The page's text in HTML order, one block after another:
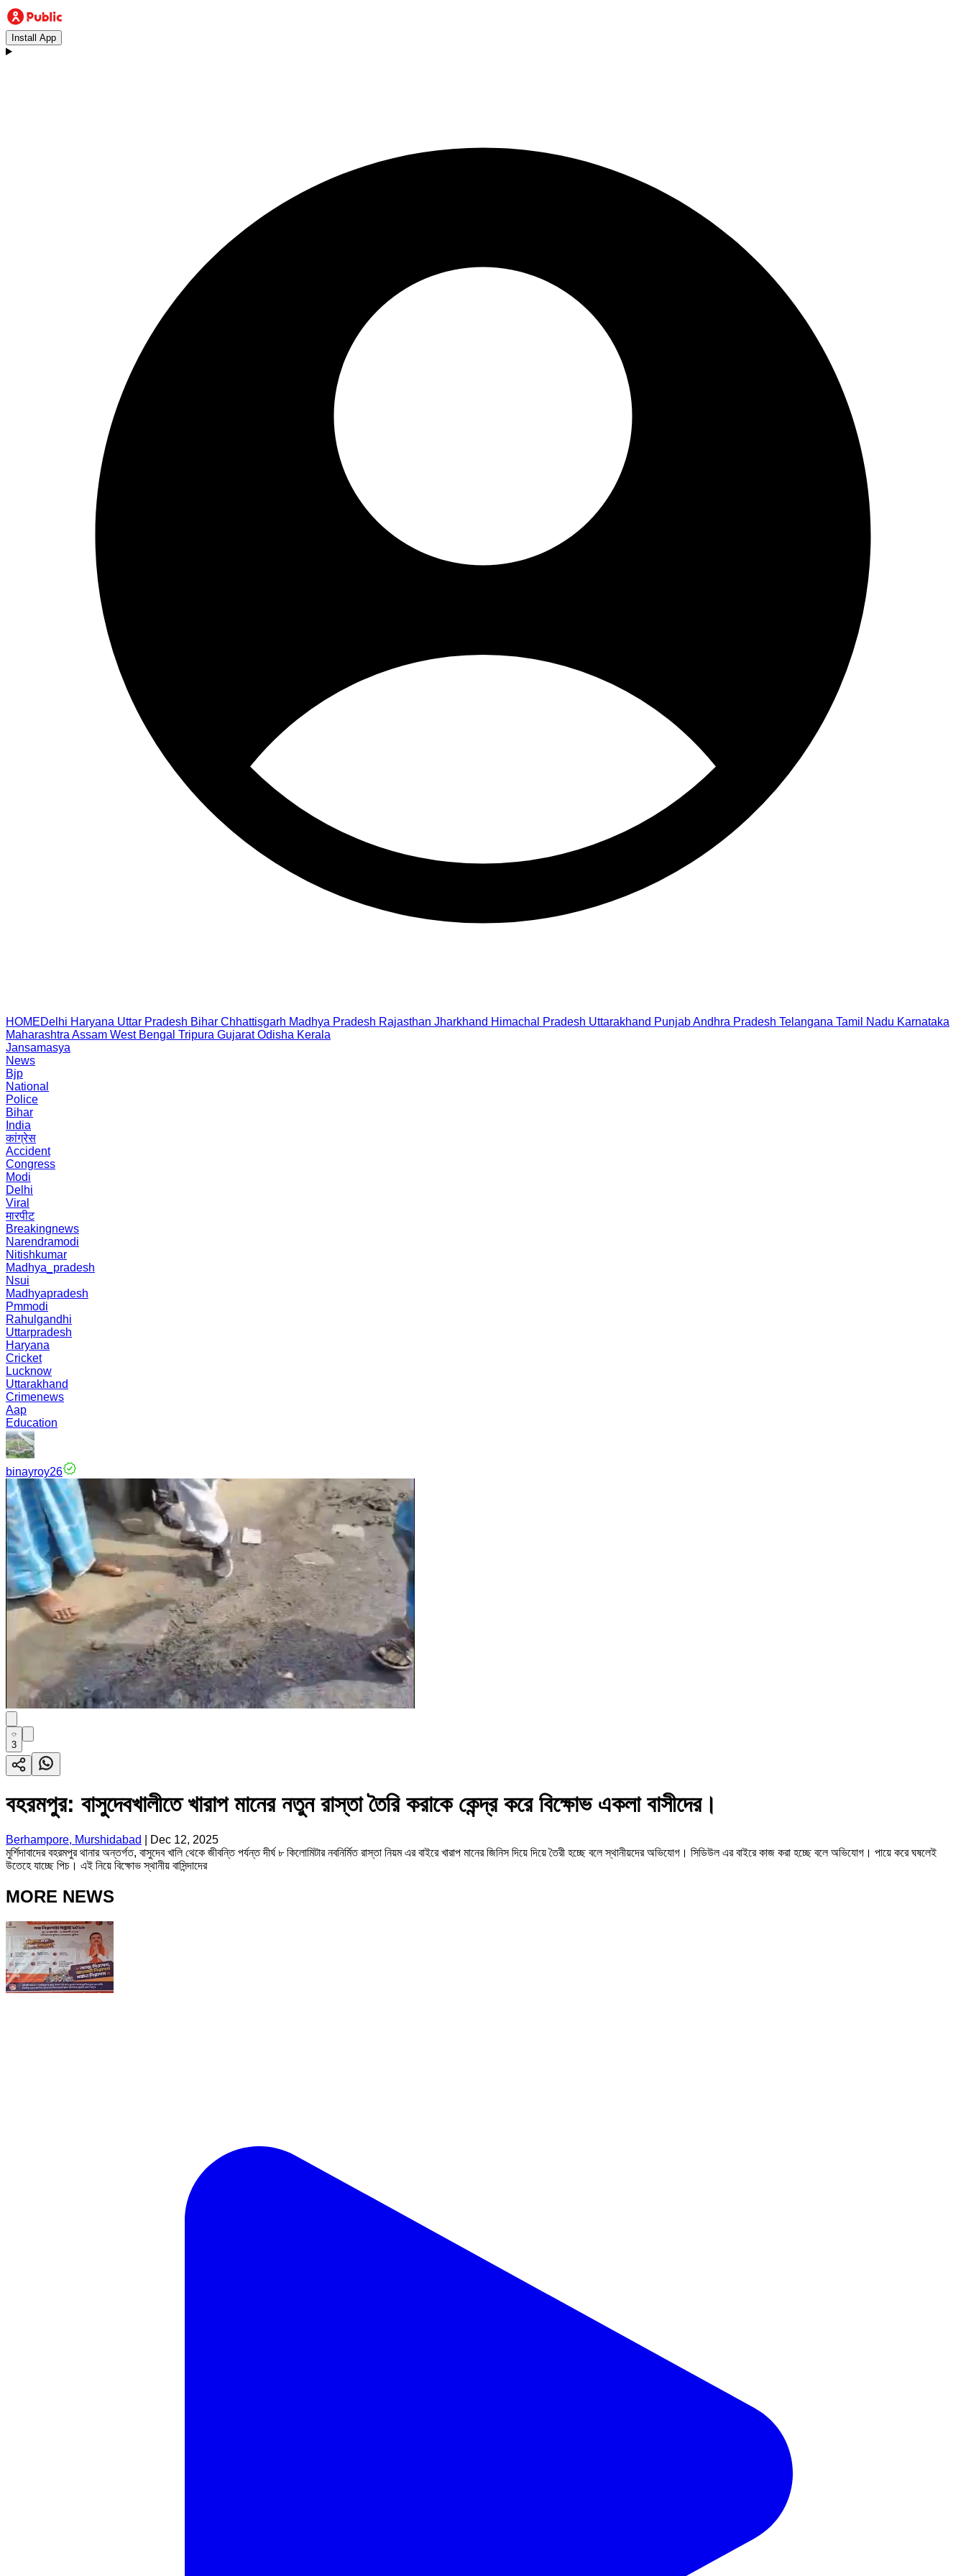
Install App
HOMEDelhi Haryana Uttar Pradesh Bihar Chhattisgarh Madhya Pradesh Rajasthan Jharkhand Himachal Pradesh Uttarakhand PunjabAndhra Pradesh Telangana Tamil Nadu Karnataka
Maharashtra Assam West Bengal Tripura Gujarat Odisha Kerala
Jansamasya
News
Bjp
National
Police
Bihar
India
कांग्रेस
Accident
Congress
Modi
Delhi
Viral
मारपीट
Breakingnews
Narendramodi
Nitishkumar
Madhya_pradesh
Nsui
Madhyapradesh
Pmmodi
Rahulgandhi
Uttarpradesh
Haryana
Cricket
Lucknow
Uttarakhand
Crimenews
Aap
Education
binayroy26
3
বহরমপুর: বাসুদেবখালীতে খারাপ মানের নতুন রাস্তা তৈরি করাকে কেন্দ্র করে বিক্ষোভ একলা বাসীদের।
Berhampore, Murshidabad
Dec 12, 2025
মুর্শিদাবাদের বহরমপুর থানার অন্তর্গত, বাসুদেব খালি থেকে জীবন্তি পর্যন্ত দীর্ঘ ৮ কিলোমিটার নবনির্মিত রাস্তা নিয়ম এর বাইরে খারাপ মানের জিনিস দিয়ে দিয়ে তৈরী হচ্ছে বলে স্থানীয়দের অভিযোগ। সিডিউল এর বাইরে কাজ করা হচ্ছে বলে অভিযোগ। পায়ে করে ঘষলেই
উতেহে যাচ্ছে পিচ। এই নিয়ে বিক্ষোভ স্থানীয় বাসিন্দাদের
MORE NEWS